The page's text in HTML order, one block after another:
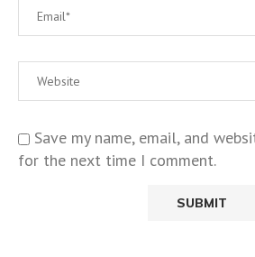
Save my name, email, and
for the next time I comment.